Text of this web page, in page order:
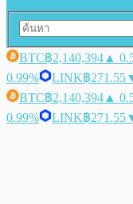
BTC฿2,140,394 ▲
0.99%
LINK฿271.55
BTC฿2,140,394 ▲
0.99%
LINK฿271.55